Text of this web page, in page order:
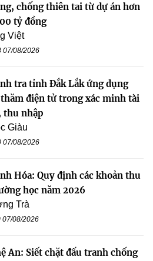
chống thiên tai từ dự án hơn
tỷ đồng
Việt
07/08/2026
tra tỉnh Đắk Lắk ứng dụng
điện tử trong xác minh tài
thu nhập
Giàu
07/08/2026
Hóa: Quy định các khoản thu
học năm 2026
Trà
07/08/2026
An: Siết chặt đấu tranh chống